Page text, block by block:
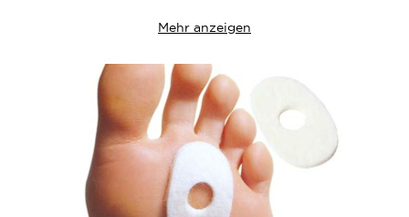
Mehr anzeigen